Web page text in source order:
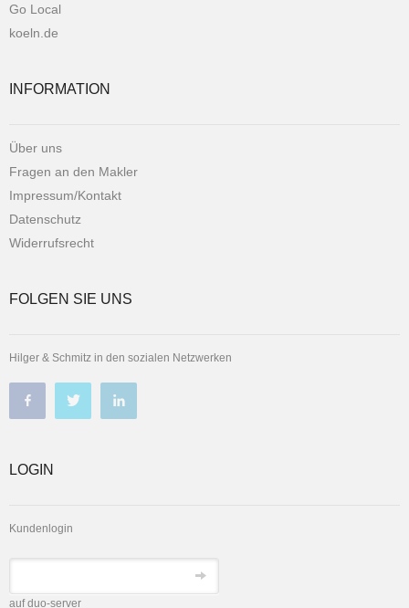
Go Local
koeln.de
INFORMATION
Über uns
Fragen an den Makler
Impressum/Kontakt
Datenschutz
Widerrufsrecht
FOLGEN SIE UNS
Hilger & Schmitz in den sozialen Netzwerken
LOGIN
Kundenlogin
auf duo-server